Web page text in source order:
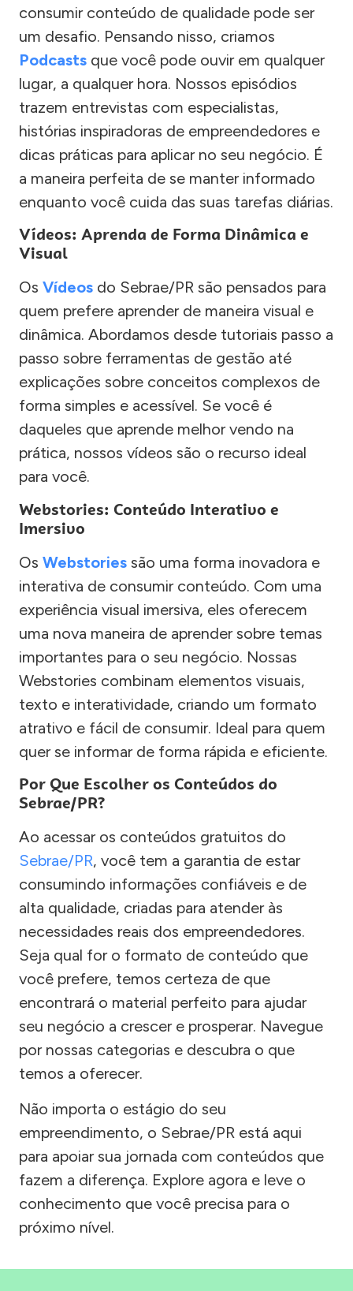
consumir conteúdo de qualidade pode ser
um desafio. Pensando nisso, criamos
Podcasts que você pode ouvir em qualquer
lugar, a qualquer hora. Nossos episódios
trazem entrevistas com especialistas,
histórias inspiradoras de empreendedores e
dicas práticas para aplicar no seu negócio. É
a maneira perfeita de se manter informado
enquanto você cuida das suas tarefas diárias.
Vídeos: Aprenda de Forma Dinâmica e
Visual
Os Vídeos do Sebrae/PR são pensados para
quem prefere aprender de maneira visual e
dinâmica. Abordamos desde tutoriais passo a
passo sobre ferramentas de gestão até
explicações sobre conceitos complexos de
forma simples e acessível. Se você é
daqueles que aprende melhor vendo na
prática, nossos vídeos são o recurso ideal
para você.
Webstories: Conteúdo Interativo e
Imersivo
Os Webstories são uma forma inovadora e
interativa de consumir conteúdo. Com uma
experiência visual imersiva, eles oferecem
uma nova maneira de aprender sobre temas
importantes para o seu negócio. Nossas
Webstories combinam elementos visuais,
texto e interatividade, criando um formato
atrativo e fácil de consumir. Ideal para quem
quer se informar de forma rápida e eficiente.
Por Que Escolher os Conteúdos do
Sebrae/PR?
Ao acessar os conteúdos gratuitos do
Sebrae/PR, você tem a garantia de estar
consumindo informações confiáveis e de
alta qualidade, criadas para atender às
necessidades reais dos empreendedores.
Seja qual for o formato de conteúdo que
você prefere, temos certeza de que
encontrará o material perfeito para ajudar
seu negócio a crescer e prosperar. Navegue
por nossas categorias e descubra o que
temos a oferecer.
Não importa o estágio do seu
empreendimento, o Sebrae/PR está aqui
para apoiar sua jornada com conteúdos que
fazem a diferença. Explore agora e leve o
conhecimento que você precisa para o
próximo nível.